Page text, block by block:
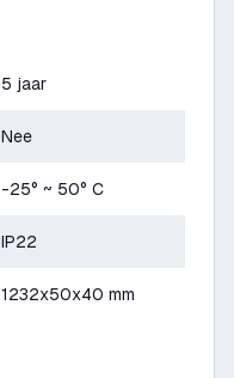
5 jaar
Nee
-25° ~ 50° C
IP22
1232x50x40 mm